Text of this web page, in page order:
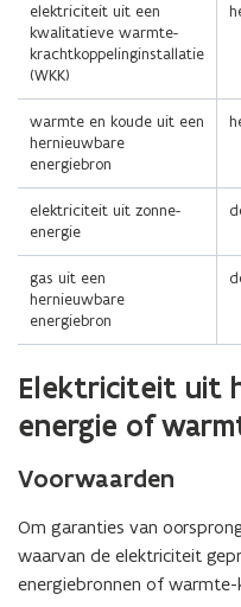
elektriciteit uit een
kwalitatieve warmte-
krachtkoppelinginstallatie
(WKK)
warmte en koude uit een
hernieuwbare
energiebron
elektriciteit uit zonne-
energie
gas uit een
hernieuwbare
energiebron
Elektriciteit uit
energie of
Voorwaarden
Om garanties van
waarvan de elektriciteit
energiebronnen of